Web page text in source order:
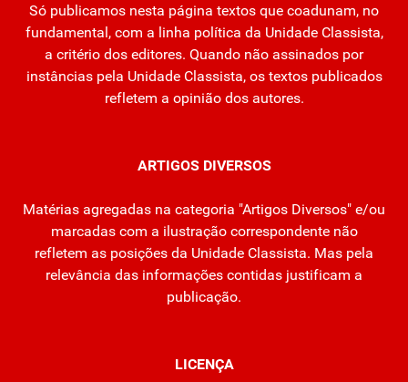
Só publicamos nesta página textos que coadunam, no
fundamental, com a linha política da Unidade Classista,
a critério dos editores. Quando não assinados por
instâncias pela Unidade Classista, os textos publicados
refletem a opinião dos autores.
ARTIGOS DIVERSOS
Matérias agregadas na categoria "Artigos Diversos" e/ou
marcadas com a ilustração correspondente não
refletem as posições da Unidade Classista. Mas pela
relevância das informações contidas justificam a
publicação.
LICENÇA